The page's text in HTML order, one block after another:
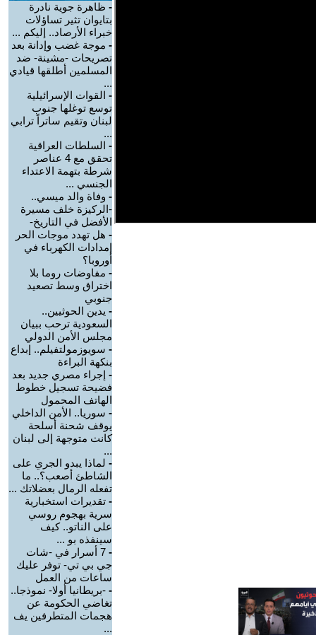
- ظاهرة جوية نادرة
بتايوان تثير تساؤلات
خبراء الأرصاد.. إليكم ...
- موجة غضب وإدانة بعد
تصريحات -مشينة- ضد
المسلمين أطلقها قيادي
...
- القوات الإسرائيلية
توسع توغلها جنوب
لبنان وتقيم ساتراً ترابي
...
- السلطات العراقية
تحقق مع 4 عناصر
شرطة بتهمة الاعتداء
الجنسي ...
- وفاة والد ميسي..
-الركيزة خلف مسيرة
الأفضل في التاريخ-
- هل تهدد موجات الحر
إمدادات الكهرباء في
أوروبا؟
- مفاوضات روما بلا
اختراق وسط تصعيد
جنوبي
- يدين الحوثيين..
السعودية ترحب ببيان
مجلس الأمن الدولي
- سويوزمولتفيلم.. إبداع
بنكهة البراءة
- إجراء مصري جديد بعد
فضيحة تسجيل خطوط
الهاتف المحمول
- سوريا.. الأمن الداخلي
يوقف شحنة أسلحة
كانت متوجهة إلى لبنان
...
- لماذا يبدو الجري على
الشاطئ أصعب؟.. ما
تفعله الرمال بعضلاتك ...
- تقديرات استخبارية
سرية بهجوم روسي
على الناتو.. كيف
سينفذه بو ...
-
7 أسرار في -شات
جي بي تي- توفر عليك
ساعات من العمل
- -بريطانيا أولا- نموذجا..
تغاضي الحكومة عن
هجمات المتطرفين يف
...